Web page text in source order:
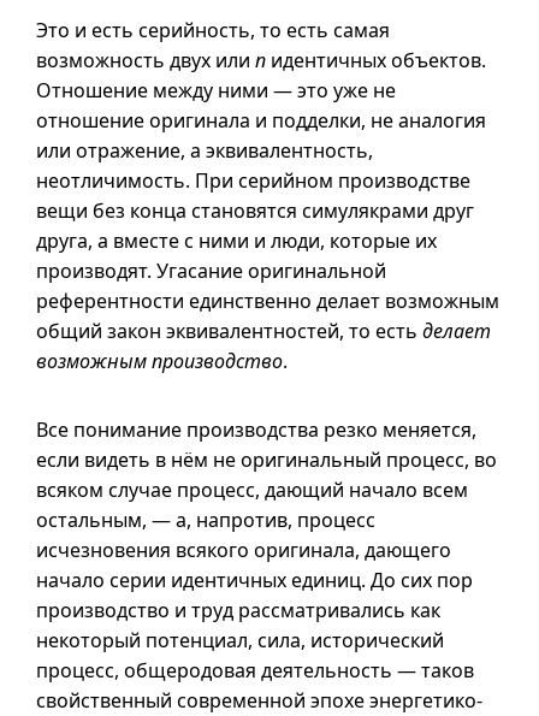
Это и есть серийность, то есть самая
возможность двух или n идентичных объектов.
Отношение между ними — это уже не
отношение оригинала и подделки, не аналогия
или отражение, а эквивалентность,
неотличимость. При серийном производстве
вещи без конца становятся симулякрами друг
друга, а вместе с ними и люди, которые их
производят. Угасание оригинальной
референтности единственно делает возможным
общий закон эквивалентностей, то есть делает
возможным производство.
Все понимание производства резко меняется,
если видеть в нём не оригинальный процесс, во
всяком случае процесс, дающий начало всем
остальным, — а, напротив, процесс
исчезновения всякого оригинала, дающего
начало серии идентичных единиц. До сих пор
производство и труд рассматривались как
некоторый потенциал, сила, исторический
процесс, общеродовая деятельность — таков
свойственный современной эпохе энергетико-